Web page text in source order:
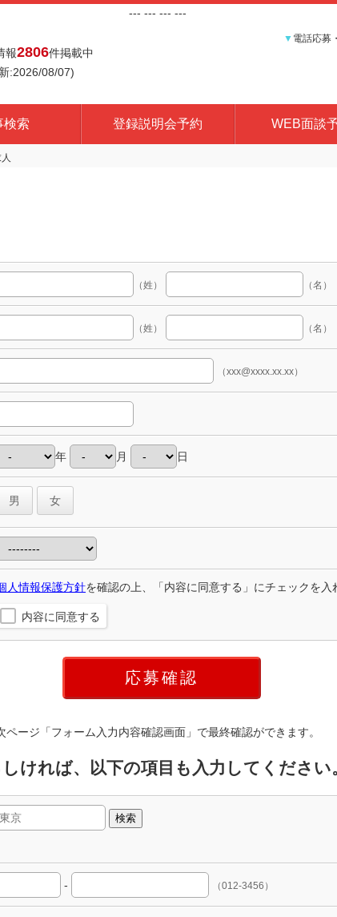
--- --- --- ---
報2806件掲載中
:2026/08/07)
▼ 電話応募
検索 登録説明会予約 WEB面談
（姓） （名）
（姓） （名）
（xxx@xxxx.xx.xx）
年 月 日
男 女
人情報保護方針を確認の上、「内容に同意する」にチェックを入
内容に同意する
ページ「フォーム入力内容確認画面」で最終確認ができます。
ければ、以下の項目も入力してください
検索
- （012-3456）